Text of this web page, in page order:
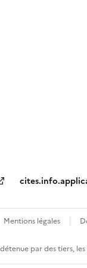
Mentions légales
par des tiers,